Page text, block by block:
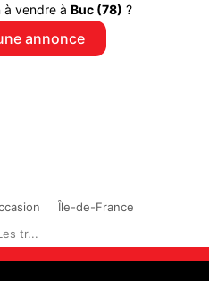
à vendre à Buc (78) ?
annonce
Île-de-France
tr...